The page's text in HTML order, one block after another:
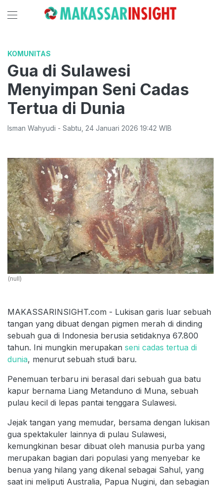
KOMUNITAS
Gua di Sulawesi
Menyimpan Seni Cadas
Tertua di Dunia
Isman Wahyudi - Sabtu 24 Januari 2026 19:42 WIB
(null)
MAKASSARINSIGHT.com - Lukisan garis luar sebuah
tangan yang dibuat dengan pigmen merah di dinding
sebuah gua di Indonesia berusia setidaknya 67.800
tahun. Ini mungkin merupakan seni cadas tertua di
dunia, menurut sebuah studi baru.
Penemuan terbaru ini berasal dari sebuah gua batu
kapur bernama Liang Metanduno di Muna, sebuah
pulau kecil di lepas pantai tenggara Sulawesi.
Jejak tangan yang memudar, bersama dengan lukisan
gua spektakuler lainnya di pulau Sulawesi,
kemungkinan besar dibuat oleh manusia purba yang
merupakan bagian dari populasi yang menyebar ke
benua yang hilang yang dikenal sebagai Sahul, yang
saat ini meliputi Australia, Papua Nugini, dan sebagian